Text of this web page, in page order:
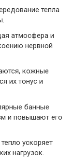
тепла
атмосфера и
нервной
кожные
их тонус и
банные
и повышают его
тепло ускоряет
нагрузок.